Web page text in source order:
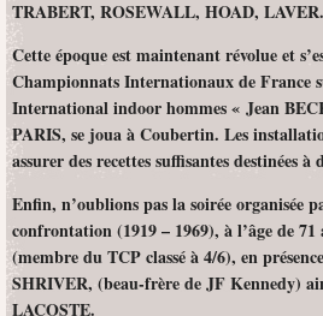
TRABERT, ROSEWALL, HOAD, LAVER.
Cette époque est maintenant révolue et
Championnats Internationaux de France
International indoor hommes « Jean
PARIS, se joua à Coubertin. Les
assurer des recettes suffisantes destinées
Enfin, n’oublions pas la soirée organisée
confrontation (1919 – 1969), à l’âge de
(membre du TCP classé à 4/6), en
SHRIVER, (beau-frère de JF Kennedy)
LACOSTE.